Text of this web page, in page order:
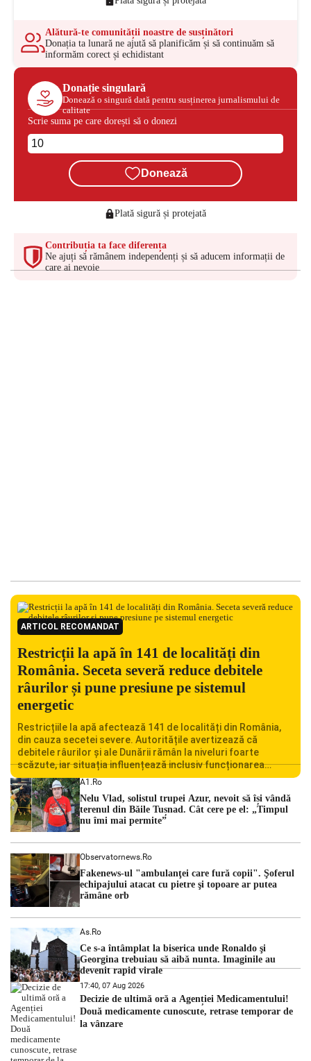
Alătură-te comunității noastre de susținători
Donația ta lunară ne ajută să planificăm și să continuăm să
informăm corect și echidistant
Donație singulară
Donează o singură dată pentru susținerea jurnalismului de
calitate
Scrie suma pe care dorești să o donezi
Donează
Plată sigură și protejată
Contribuția ta face diferența
Ne ajuți să rămânem independenți și să aducem informații de
care ai nevoie
ARTICOL RECOMANDAT
Restricții la apă în 141 de localități din
România. Seceta severă reduce debitele
râurilor și pune presiune pe sistemul
energetic
Restricțiile la apă afectează 141 de localități din România,
din cauza secetei severe. Autoritățile avertizează că
debitele râurilor și ale Dunării rămân la niveluri foarte
scăzute, iar situația influențează inclusiv funcționarea
Centralei Nucleare de la Cernavodă. România se confruntă
cu una dintre cele mai dificile perioade din punct de vedere
hidrologic din ultimii ani. Lipsa […]
A1.ro
Nelu Vlad, solistul trupei Azur, nevoit să își vândă
terenul din Băile Tușnad. Cât cere pe el: „Timpul
nu îmi mai permite”
Observatornews.ro
Fakenews-ul "ambulanţei care fură copii". Şoferul
echipajului atacat cu pietre şi topoare ar putea
rămâne orb
As.ro
Ce s-a întâmplat la biserica unde Ronaldo şi
Georgina trebuiau să aibă nunta. Imaginile au
devenit rapid virale
17:40, 07 Aug 2026
Decizie de ultimă oră a Agenției Medicamentului!
Două medicamente cunoscute, retrase temporar de
la vânzare